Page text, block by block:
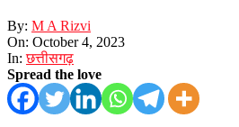
By: M A Rizvi
On: October 4, 2023
In: छत्तीसगढ़
Spread the love